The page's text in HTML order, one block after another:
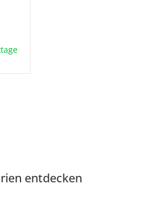
entdecken